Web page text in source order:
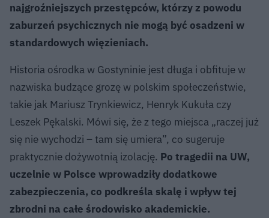
najgroźniejszych przestępców, którzy z powodu
zaburzeń psychicznych nie mogą być osadzeni w
standardowych więzieniach.
Historia ośrodka w Gostyninie jest długa i obfituje w
nazwiska budzące grozę w polskim społeczeństwie,
takie jak Mariusz Trynkiewicz, Henryk Kukuła czy
Leszek Pękalski. Mówi się, że z tego miejsca „raczej już
się nie wychodzi – tam się umiera”, co sugeruje
praktycznie dożywotnią izolację. Po tragedii na UW,
uczelnie w Polsce wprowadziły dodatkowe
zabezpieczenia, co podkreśla skalę i wpływ tej
zbrodni na całe środowisko akademickie.